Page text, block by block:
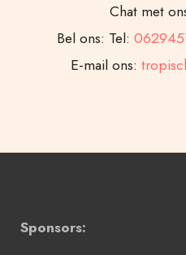
Chat met
Bel ons: Tel:
E-mail ons:
Sponsors: